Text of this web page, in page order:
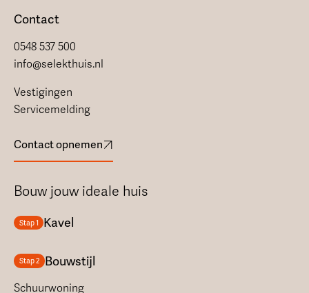
Contact
0548 537 500
info@selekthuis.nl
Vestigingen
Servicemelding
Contact opnemen
Bouw jouw ideale huis
Stap 1 Kavel
Stap 2 Bouwstijl
Schuurwoning